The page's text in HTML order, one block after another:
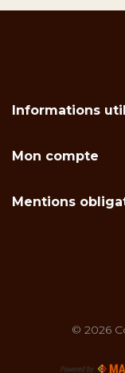
Informations
Mon compte
Mentions
© 2026